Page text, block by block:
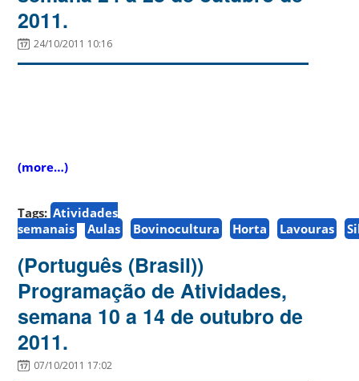
2011.
24/10/2011 10:16
(more…)
Tags: Atividades
semanais
Aulas Bovinocultura Horta Lavouras
(Português (Brasil))
Programação de Atividades,
semana 10 a 14 de outubro de
2011.
07/10/2011 17:02